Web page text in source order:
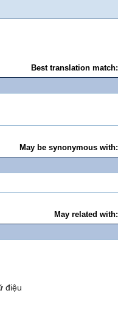
Best translation match:
May be synonymous with:
May related with:
điệu